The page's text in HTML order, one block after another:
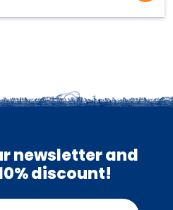
newsletter and
discount!